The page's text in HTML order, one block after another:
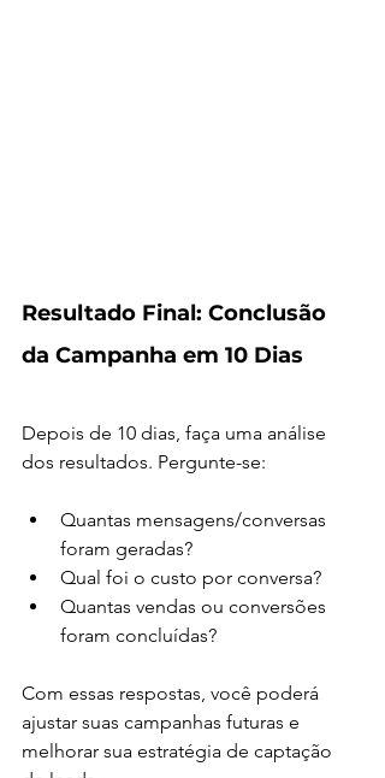
Resultado Final: Conclusão
da Campanha em 10 Dias
Depois de 10 dias, faça uma análise
dos resultados. Pergunte-se:
Quantas mensagens/conversas
foram geradas?
Qual foi o custo por conversa?
Quantas vendas ou conversões
foram concluídas?
Com essas respostas, você poderá
ajustar suas campanhas futuras e
melhorar sua estratégia de captação